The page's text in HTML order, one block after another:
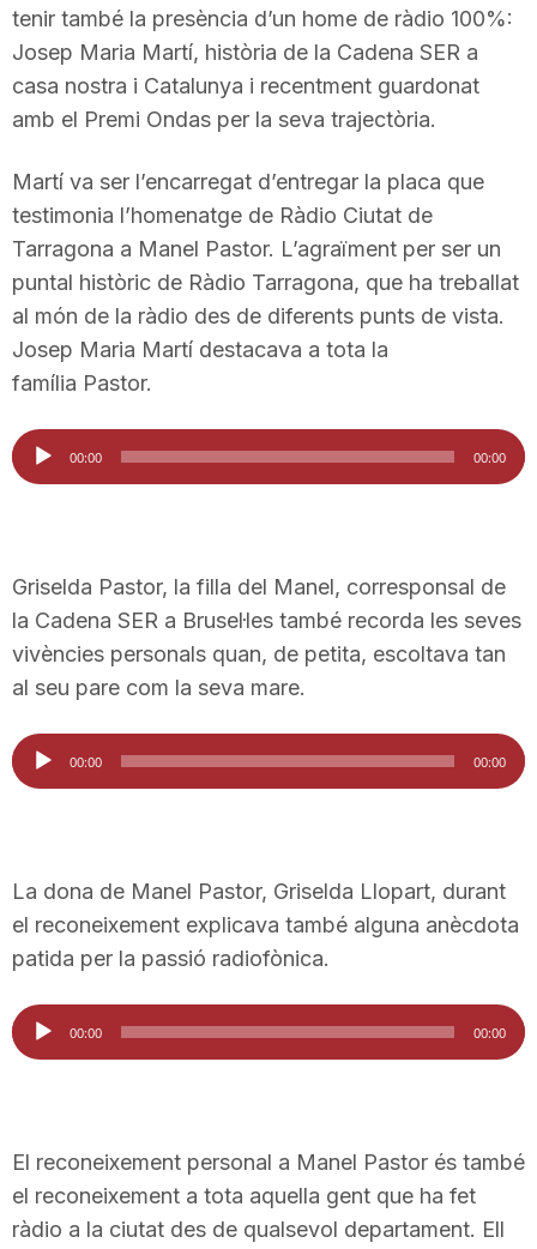
tenir també la presència d’un home de ràdio 100%:
Josep Maria Martí, història de la Cadena SER a
casa nostra i Catalunya i recentment guardonat
amb el Premi Ondas per la seva trajectòria.
Martí va ser l’encarregat d’entregar la placa que
testimonia l’homenatge de Ràdio Ciutat de
Tarragona a Manel Pastor. L’agraïment per ser un
puntal històric de Ràdio Tarragona, que ha treballat
al món de la ràdio des de diferents punts de vista.
Josep Maria Martí destacava a tota la
família Pastor.
Reproductor
d'àudio
00:00 00:00
Griselda Pastor, la filla del Manel, corresponsal de
la Cadena SER a Brusel·les també recorda les seves
vivències personals quan, de petita, escoltava tan
al seu pare com la seva mare.
Reproductor
d'àudio
00:00 00:00
La dona de Manel Pastor, Griselda Llopart, durant
el reconeixement explicava també alguna anècdota
patida per la passió radiofònica.
Reproductor
d'àudio
00:00 00:00
El reconeixement personal a Manel Pastor és també
el reconeixement a tota aquella gent que ha fet
ràdio a la ciutat des de qualsevol departament. Ell